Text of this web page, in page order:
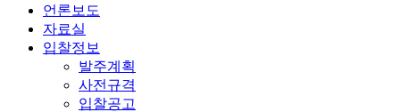
언론보도
자료실
입찰정보
발주계획
사전규격
입찰공고